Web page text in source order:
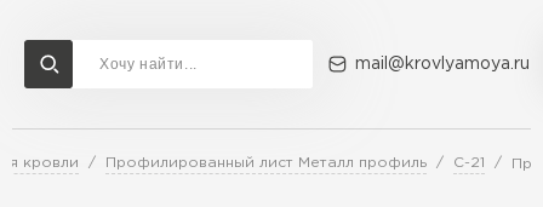
mail@krovlyamoya.ru
кровли Профилированный лист Металл профиль С-21
Сервисы расчета Доставка Контакты